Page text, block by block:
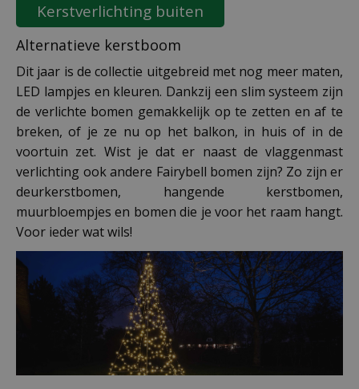
Kerstverlichting buiten
Alternatieve kerstboom
Dit jaar is de collectie uitgebreid met nog meer maten,
LED lampjes en kleuren. Dankzij een slim systeem zijn
de verlichte bomen gemakkelijk op te zetten en af te
breken, of je ze nu op het balkon, in huis of in de
voortuin zet. Wist je dat er naast de vlaggenmast
verlichting ook andere Fairybell bomen zijn? Zo zijn er
deurkerstbomen, hangende kerstbomen,
muurbloempjes en bomen die je voor het raam hangt.
Voor ieder wat wils!